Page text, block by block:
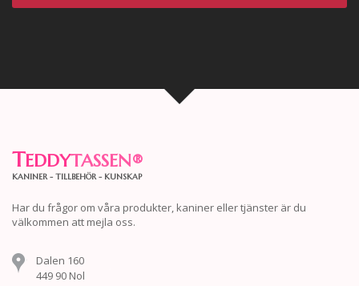
TEDDYTASSEN®
KANINER - TILLBEHÖR - KUNSKAP
Har du frågor om våra produkter, kaniner eller tjänster är du
välkommen att mejla oss.
Dalen 160
449 90 Nol